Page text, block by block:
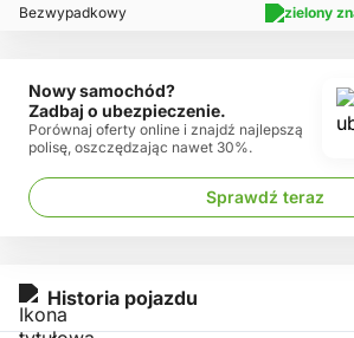
Bezwypadkowy
Historia pojazdu
Nowy samochód?
Zadbaj o ubezpieczenie.
Porównaj oferty online i znajdź najlepszą
polisę, oszczędzając nawet 30%.
Sprawdź teraz